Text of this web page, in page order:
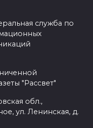
служба по
"Рассвет"
обл.,
ул. Ленинская, д.